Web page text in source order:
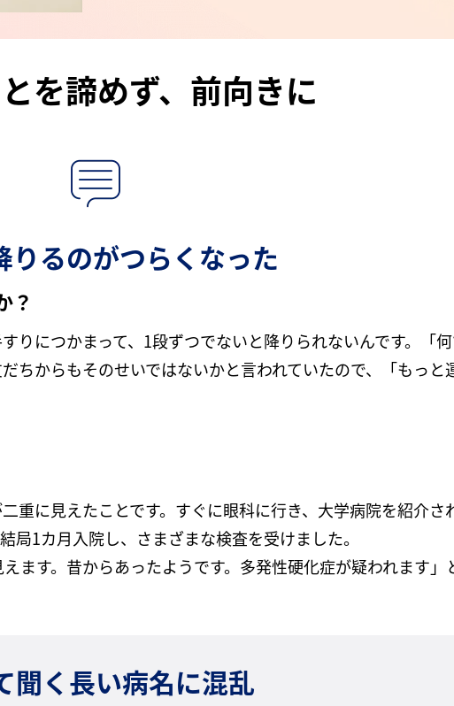
を諦めず、前向きに
りるのがつらくなった
？
りにつかまって、1段ずつでないと降りられないんです。「
ちからもそのせいではないかと言われていたので、「もっと
重に見えたことです。すぐに眼科に行き、大学病院を紹介さ
1カ月入院し、さまざまな検査を受けました。
ます。昔からあったようです。多発性硬化症が疑われます」
聞く長い病名に混乱